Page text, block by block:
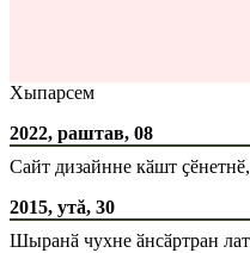
Хыпарсем
2022, раштав, 08
Сайт дизайнне кӑшт
2015, утă, 30
Шыранӑ чухне ӑнсӑртран